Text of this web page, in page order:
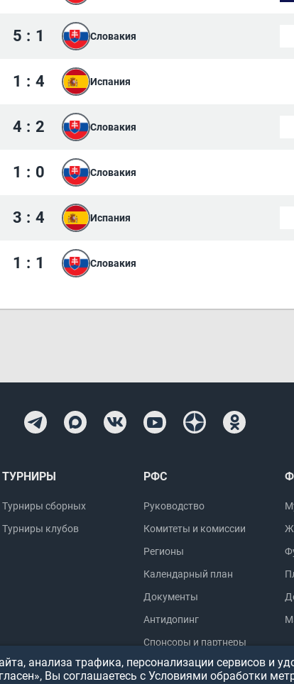
5 : 1 Словакия
1 : 4 Испания
4 : 2 Словакия
1 : 0 Словакия
3 : 4 Испания
1 : 1 Словакия
ТУРНИРЫ
Турниры сборных
Турниры клубов
РФС
Руководство
Комитеты и комиссии
Регионы
Календарный план
Документы
Антидопинг
Спонсоры и партнеры
анализа трафика, персонализации сервисов и
Вы соглашаетесь с Условиями обработки